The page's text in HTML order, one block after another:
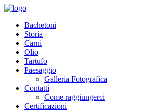
Bachetoni
Storia
Carni
Olio
Tartufo
Paesaggio
Galleria Fotografica
Contatti
Come raggiungerci
Certificazioni